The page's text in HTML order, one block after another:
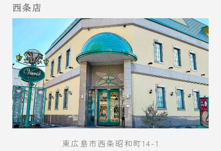
西条店
東広島市西条昭和町14-1